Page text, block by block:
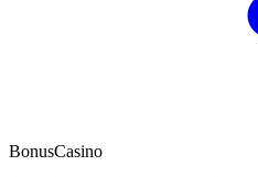
BonusCasino